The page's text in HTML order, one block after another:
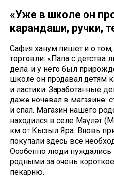
«Уже в школе он
карандаши, ручки,
Сафия ханум пишет и о том,
торговли: «Папа с детства
дела, и у него был
школе он продавал детям
и ластики. Заработанные
даже ночевал в магазине:
и спал. Магазин нашего
находился в селе Мәүләт
км от Кызыл Яра. Вновь
покупали здесь все
Особенно люди нуждались
родными за очень
пекарню.